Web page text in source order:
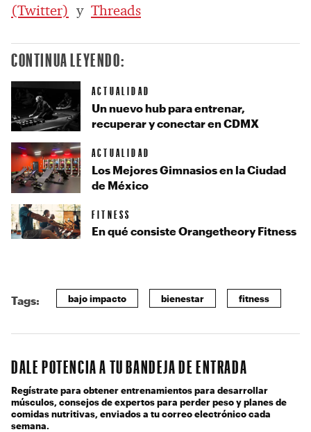
(Twitter) y Threads
CONTINUA LEYENDO:
ACTUALIDAD
Un nuevo hub para entrenar,
recuperar y conectar en CDMX
ACTUALIDAD
Los Mejores Gimnasios en la Ciudad
de México
FITNESS
En qué consiste Orangetheory Fitness
Tags: bajo impacto bienestar fitness
DALE POTENCIA A TU BANDEJA DE ENTRADA
Regístrate para obtener entrenamientos para desarrollar
músculos, consejos de expertos para perder peso y planes de
comidas nutritivas, enviados a tu correo electrónico cada
semana.